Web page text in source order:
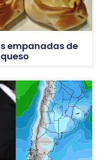
empanadas de